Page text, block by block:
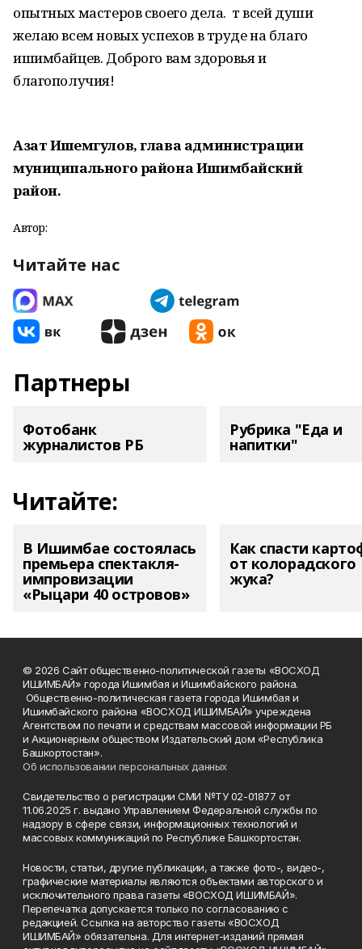
опытных мастеров своего дела. т всей души
желаю всем новых успехов в труде на благо
ишимбайцев. Доброго вам здоровья и
благополучия!
Азат Ишемгулов, глава администрации
муниципального района Ишимбайский
район.
Автор:
Читайте нас
Партнеры
Фотобанк
журналистов РБ
Рубрика "Еда и
напитки"
Читайте:
В Ишимбае состоялась
премьера спектакля-
импровизации
«Рыцари 40 островов»
Как спасти
от колорадского
жука?
© 2026 Сайт общественно-политической газеты «ВОСХОД
ИШИМБАЙ» города Ишимбая и Ишимбайского района.
Общественно-политическая газета города Ишимбая и
Ишимбайского района «ВОСХОД ИШИМБАЙ» учреждена
Агентством по печати и средствам массовой информации РБ
и Акционерным обществом Издательский дом «Республика
Башкортостан».
Об использовании персональных данных
Свидетельство о регистрации СМИ №ТУ 02-01877 от
11.06.2025 г. выдано Управлением Федеральной службы по
надзору в сфере связи, информационных технологий и
массовых коммуникаций по Республике Башкортостан.
Новости, статьи, другие публикации, а также фото-, видео-,
графические материалы являются объектами авторского и
исключительного права газеты «ВОСХОД ИШИМБАЙ».
Перепечатка допускается только по согласованию с
редакцией. Ссылка на авторство газеты «ВОСХОД
ИШИМБАЙ» обязательна. Для интернет-изданий прямая